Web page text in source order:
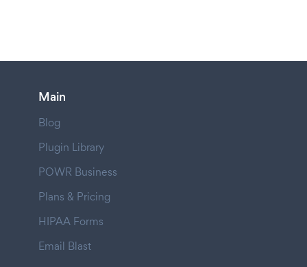
Main
Blog
Plugin Library
POWR Business
Plans & Pricing
HIPAA Forms
Email Blast